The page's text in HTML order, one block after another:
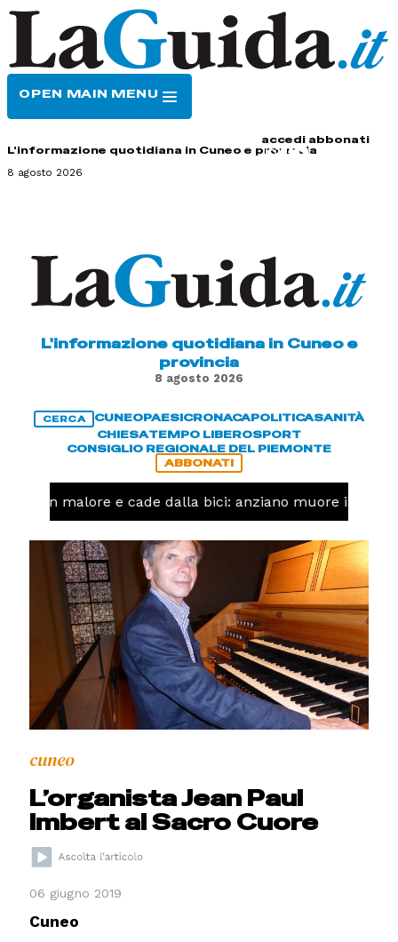
OPEN MAIN MENU
accedi abbonati
L'informazione quotidiana in Cuneo e provincia
8 agosto 2026
L'informazione quotidiana in Cuneo e
provincia
8 agosto 2026
CERCA CUNEOPAESICRONACAPOLITICASANITÀ
CHIESATEMPO LIBEROSPORT
CONSIGLIO REGIONALE DEL PIEMONTE
ABBONATI
Ha un malore e cade dalla bici: anziano muore in corso
cuneo
L’organista Jean Paul
Imbert al Sacro Cuore
06 giugno 2019
Cuneo